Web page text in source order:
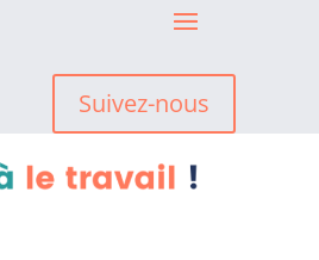
Suivez-nous